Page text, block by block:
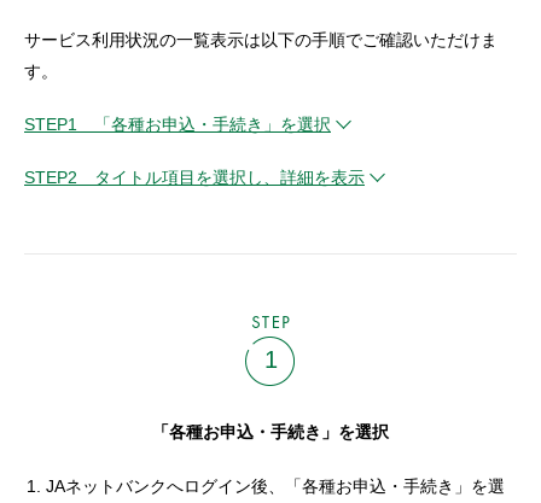
サービス利用状況の一覧表示は以下の手順でご確認いただけま
す。
STEP1 「各種お申込・手続き」を選択
STEP2 タイトル項目を選択し、詳細を表示
1
「各種お申込・手続き」を選択
JAネットバンクへログイン後、「各種お申込・手続き」を選